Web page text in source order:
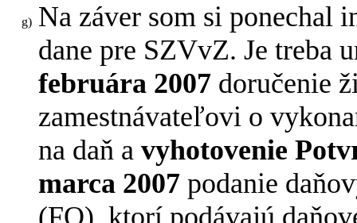
Na záver som si ponechal
dane pre SZVvZ. Je treba
februára 2007 doručenie
zamestnávateľovi o
na daň a vyhotovenie
marca 2007 podanie